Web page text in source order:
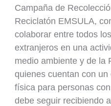
Campaña de
Reciclatón EMSULA,
colaborar entre todos
extranjeros en una
medio ambiente y de la
quienes cuentan con
física para personas
debe seguir recibiendo